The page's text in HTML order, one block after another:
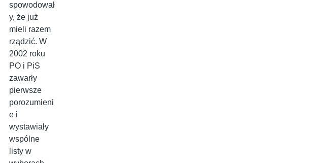
spowodował
y, że już
mieli razem
rządzić. W
2002 roku
PO i PiS
zawarły
pierwsze
porozumieni
e i
wystawiały
wspólne
listy w